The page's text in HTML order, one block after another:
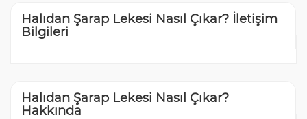
Halıdan Şarap Lekesi Nasıl Çıkar? İletişim
Bilgileri
Halıdan Şarap Lekesi Nasıl Çıkar?
Hakkında